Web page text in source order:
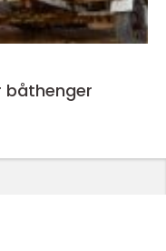
båthenger